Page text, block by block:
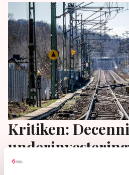
Kritiken:
kommit ifatt oss